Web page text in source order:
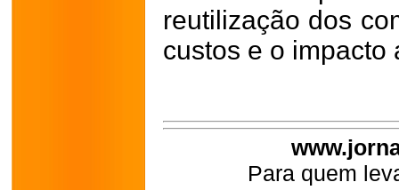
reutilização dos
custos e o impacto
Para quem